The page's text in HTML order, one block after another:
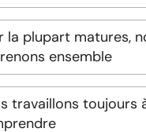
la plupart matures,
ensemble
travaillons toujours